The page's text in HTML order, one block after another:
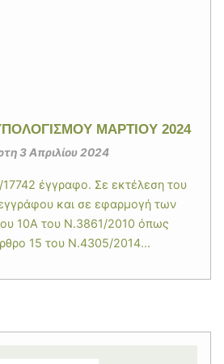
ΜΑΡΤΙΟΥ 2024
3 Απριλίου 2024
έγγραφο. Σε εκτέλεση του
και σε εφαρμογή των
10Α του Ν.3861/2010 όπως
15 του Ν.4305/2014...